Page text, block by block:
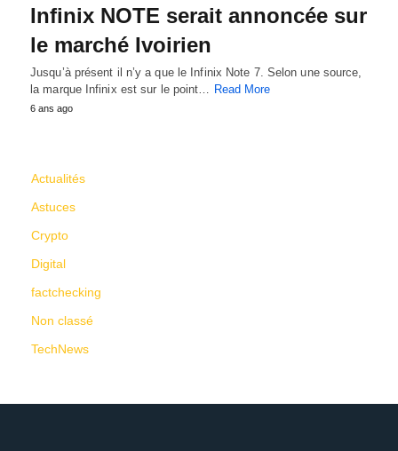
Infinix NOTE serait annoncée sur
le marché Ivoirien
Jusqu’à présent il n’y a que le Infinix Note 7. Selon une source,
la marque Infinix est sur le point… Read More
6 ans ago
Actualités
Astuces
Crypto
Digital
factchecking
Non classé
TechNews